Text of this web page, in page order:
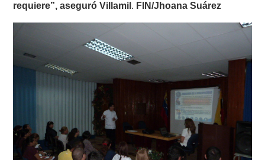
requiere”, aseguró Villamil . FIN/Jhoana Suárez